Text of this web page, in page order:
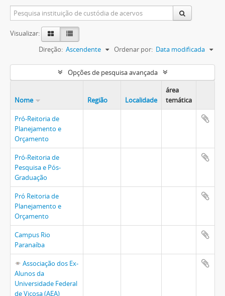
Visualizar:
Ordenar por: Data modificada
Direção: Ascendente
Opções de pesquisa avançada
Nome Região Localidade
área
temática
Pró-Reitoria de
Planejamento e
Orçamento
Pró-Reitoria de
Pesquisa e Pós-
Graduação
Pró Reitoria de
Planejamento e
Orçamento
Campus Rio
Paranaíba
Associação dos Ex-
Alunos da
Universidade Federal
de Viçosa (AEA)